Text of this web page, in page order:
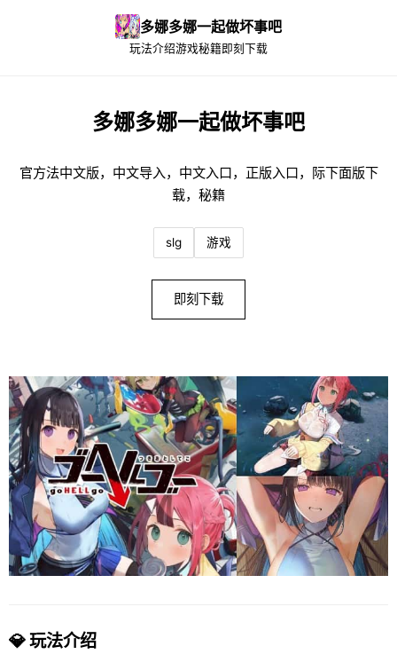
多娜多娜一起做坏事吧
玩法介绍游戏秘籍 即刻下载
多娜多娜一起做坏事吧
官方法中文版，中文导入，中文入口，正版入口，际下面版下
载，秘籍
slg 游戏
即刻下载
💎 玩法介绍